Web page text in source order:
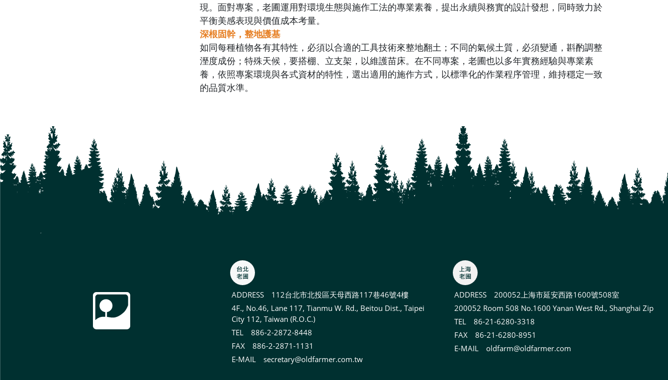
現。面對專案，老圃運用對環境生態與施作工法的專業素養，提出永續與務實的設計發想，同時致力於
平衡美感表現與價值成本考量。
深根固幹，整地護基
如同每種植物各有其特性，必須以合適的工具技術來整地翻土；不同的氣候土質，必須變通，斟酌調整
溼度成份；特殊天候，要搭棚、立支架，以維護苗床。在不同專案，老圃也以多年實務經驗與專業素
養，依照專案環境與各式資材的特性，選出適用的施作方式，以標準化的作業程序管理，維持穩定一致
的品質水準。
ADDRESS 112台北市北投區天母西路117巷46號4樓
4F., No.46, Lane 117, Tianmu W. Rd., Beitou Dist., Taipei
City 112, Taiwan (R.O.C.)
TEL 886-2-2872-8448
FAX 886-2-2871-1131
E-MAIL secretary@oldfarmer.com.tw
ADDRESS 200052上海市延安西路1600號508室
200052 Room 508 No.1600 Yanan West Rd., Shanghai Zip
TEL 86-21-6280-3318
FAX 86-21-6280-8951
E-MAIL oldfarm@oldfarmer.com